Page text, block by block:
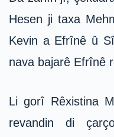
Hesen ji taxa
Kevin a Efrînê û
nava bajarê Efrînê
Li gorî Rêxistina
revandin di